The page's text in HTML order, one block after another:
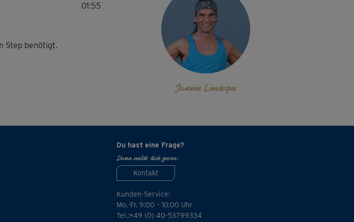
01:55
Step benötigt.
Jannie Lindeque
Du hast eine Frage?
Dann melde dich gerne:
Kontakt
Kunden-Service:
Mo.-Fr. 9:00 – 10:00 Uhr
Tel.:+49 (0) 40-53799334